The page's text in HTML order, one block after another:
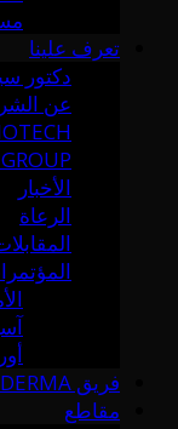
تعرف علينا
دكتور
عن
الأخبار
الرعاة
فريق SESDERMA
مقاطع